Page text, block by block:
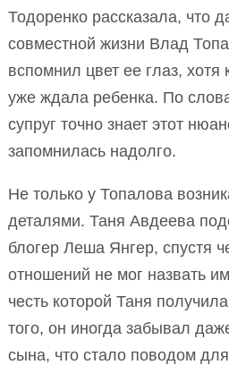
Тодоренко рассказала, что
совместной жизни Влад
вспомнил цвет ее глаз, хотя
уже ждала ребенка. По
супруг точно знает этот
запомнилась надолго.
Не только у Топалова
деталями. Таня Авдеева
блогер Леша Янгер, спустя
отношений не мог назвать
честь которой Таня
того, он иногда забывал
сына, что стало поводом